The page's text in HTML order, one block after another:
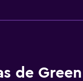
de Green